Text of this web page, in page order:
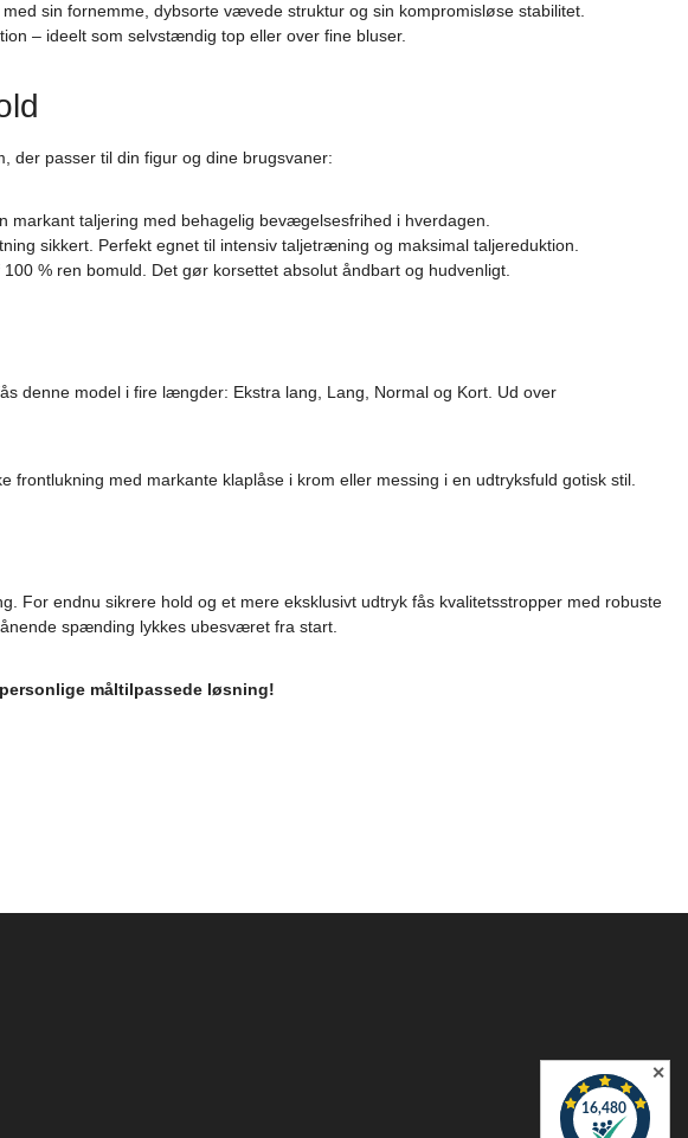
sin fornemme, dybsorte vævede struktur og sin kompromisløse stabilitet.
– ideelt som selvstændig top eller over fine bluser.
der passer til din figur og dine brugsvaner:
taljering med behagelig bevægelsesfrihed i hverdagen.
sikkert. Perfekt egnet til intensiv taljetræning og maksimal taljereduktion.
% ren bomuld. Det gør korsettet absolut åndbart og hudvenligt.
denne model i fire længder: Ekstra lang, Lang, Normal og Kort. Ud over
med markante klaplåse i krom eller messing i en udtryksfuld gotisk stil.
For endnu sikrere hold og et mere eksklusivt udtryk fås kvalitetsstropper med robuste
spænding lykkes ubesværet fra start.
måltilpassede løsning!
✕